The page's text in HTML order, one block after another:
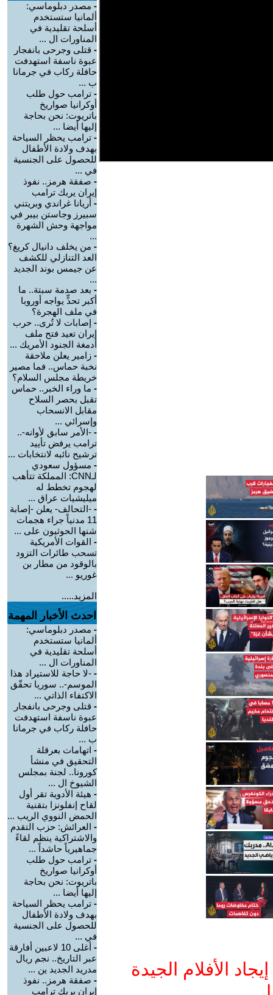
الأفلام الجيدة
- مصدر دبلوماسي:
ألمانيا ستستخدم
أسلحة تقليدية في
المناورات ال ...
- قتلى وجرحى بانفجار
عبوة ناسفة استهدفت
حافلة ركاب في جرمانا
ب ...
- ترامب حول طلب
أوكرانيا صواريخ
باتريوت: نحن بحاجة
إليها أيضا ...
- ترامب يحظر السياحة
بهدف ولادة الأطفال
للحصول على الجنسية
في ...
- صفقة هرمز.. نفوذ
إيران يربك ترامب
- أريانا غراندي وبريتني
سبيرز وجاستن بيبر في
مواجهة وحش الشهرة
...
- من يخلف دانيال كريغ؟
العد التنازلي للكشف
عن جيمس بوند الجديد
...
- بعد صدمة سبتة.. ما
أكبر تحدٍّ يواجه أوروبا
في ملف الهجرة؟
- إصابات لا تُرى.. حرب
إيران تعيد فتح ملف
أدمغة الجنود الأمريك ...
- زامير يعلن ملاحقة
نخبة حماس.. فما مصير
خريطة مجلس السلام؟
- ما وراء الخبر.. حماس
تقبل بحصر السلاح
مقابل الانسحاب
وإسرائي ...
- -الأمر سابق لأوانه-..
ترامب يرفض تأييد
ترشيح نائبه لانتخابات ...
- مسؤول سعودي
لـCNN: المملكة تتأهب
لهجوم تخطط له
ميليشيات عراق ...
- -التحالف- يعلن -إصابة
11 مدنياً جراء هجمات
شنها الحوثيون على ...
- القوات الأمريكية
تسحب طائرات التزود
بالوقود من مطار بن
غوريو ...
المزيد.....
احدث الأخبار المهمة
- مصدر دبلوماسي:
ألمانيا ستستخدم
أسلحة تقليدية في
المناورات ال ...
- -لا حاجة للاستيراد هذا
الموسم-.. سوريا تحقّق
الاكتفاء الذاتي ...
- قتلى وجرحى بانفجار
عبوة ناسفة استهدفت
حافلة ركاب في جرمانا
ب ...
- اتهامات بعرقلة
التحقيق في منشأ
كورونا.. لجنة بمجلس
الشيوخ ال ...
- هيئة الأدوية تقر أول
لقاح إنفلونزا بتقنية
الحمض النووي الريب ...
- العرائش: حزب التقدم
والاشتراكية ينظم لقاءً
جماهيرياً حاشداً ...
- ترامب حول طلب
أوكرانيا صواريخ
باتريوت: نحن بحاجة
إليها أيضا ...
- ترامب يحظر السياحة
بهدف ولادة الأطفال
للحصول على الجنسية
في ...
-
أغلى 10 لاعبين أفارقة
عبر التاريخ.. نجم ريال
مدريد الجديد ين ...
- صفقة هرمز.. نفوذ
إيران يربك ترامب